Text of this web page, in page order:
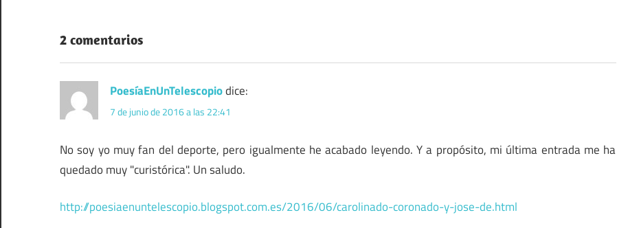
2 comentarios
PoesíaEnUnTelescopiodice:
7 de junio de 2016 a las 22:41
No soy yo muy fan del deporte, pero igualmente he acabado leyendo. Y a propósito, mi última entrada me ha
quedado muy "curistórica". Un saludo.
http://poesiaenuntelescopio.blogspot.com.es/2016/06/carolinado-coronado-y-jose-de.html